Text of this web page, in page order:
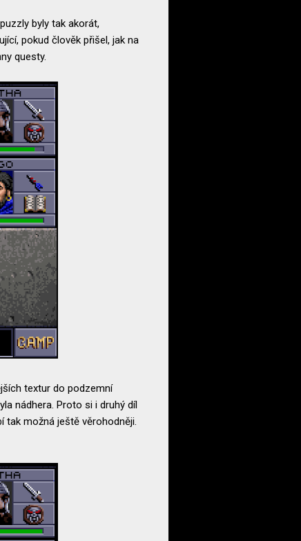
byly tak akorát,
pokud člověk přišel, jak na
questy.
textur do podzemní
nádhera. Proto si i druhý díl
tak možná ještě věrohodněji.